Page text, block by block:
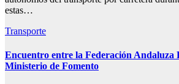
estas…
Transporte
Encuentro entre la Federación Andaluza
Ministerio de Fomento